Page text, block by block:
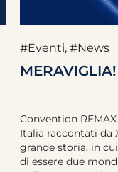
#Eventi, #News
Convention
Italia raccontati da
grande storia, in
di essere due